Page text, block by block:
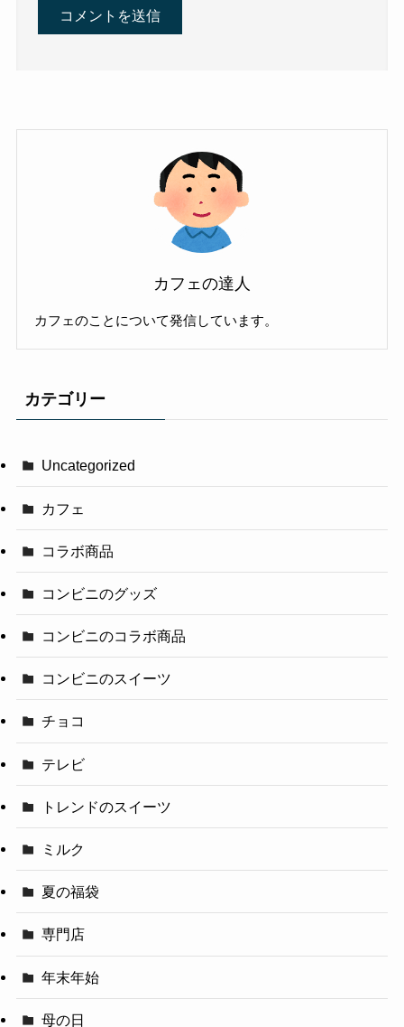
カフェの達人
カフェのことについて発信しています。
カテゴリー
Uncategorized
カフェ
コラボ商品
コンビニのグッズ
コンビニのコラボ商品
コンビニのスイーツ
チョコ
テレビ
トレンドのスイーツ
ミルク
夏の福袋
専門店
年末年始
母の日